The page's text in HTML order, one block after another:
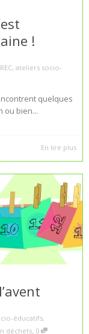
!
, ateliers socio-
quelques
ou bien...
En lire plus
éducatifs,
déchets, 0